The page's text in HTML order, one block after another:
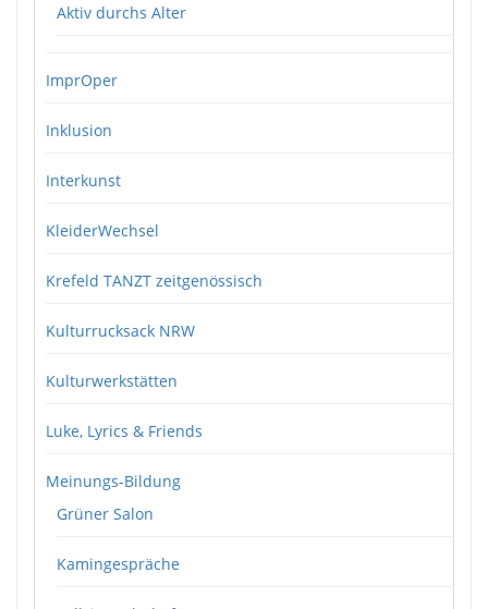
Aktiv durchs Alter
ImprOper
Inklusion
Interkunst
KleiderWechsel
Krefeld TANZT zeitgenössisch
Kulturrucksack NRW
Kulturwerkstätten
Luke, Lyrics & Friends
Meinungs-Bildung
Grüner Salon
Kamingespräche